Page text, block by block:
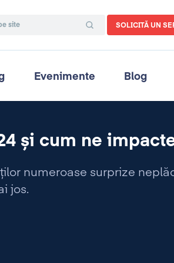
SOLICITĂ UN
Evenimente Blog
și cum ne
numeroase surprize
jos.